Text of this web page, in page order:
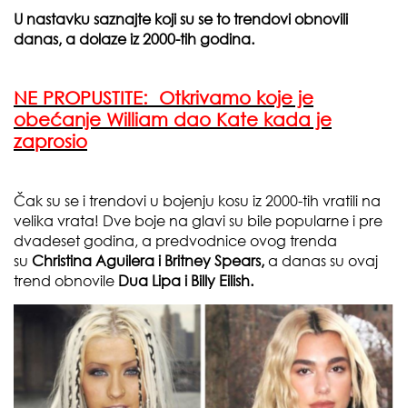
U nastavku saznajte koji su se to trendovi obnovili
danas, a dolaze iz 2000-tih godina.
NE PROPUSTITE: Otkrivamo koje je
obećanje William dao Kate kada je
zaprosio
Čak su se i trendovi u bojenju kosu iz 2000-tih vratili na
velika vrata! Dve boje na glavi su bile popularne i pre
dvadeset godina, a predvodnice ovog trenda
su Christina Aguilera i Britney Spears, a danas su ovaj
trend obnovile Dua Lipa i Billy Eilish.